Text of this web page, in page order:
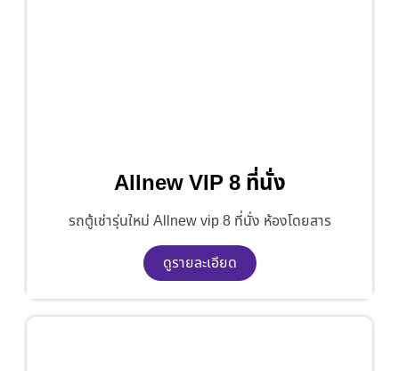
Allnew VIP 8 ที่นั่ง
รถตู้เช่ารุ่นใหม่ Allnew vip 8 ที่นั่ง ห้องโดยสาร
ดูรายละเอียด